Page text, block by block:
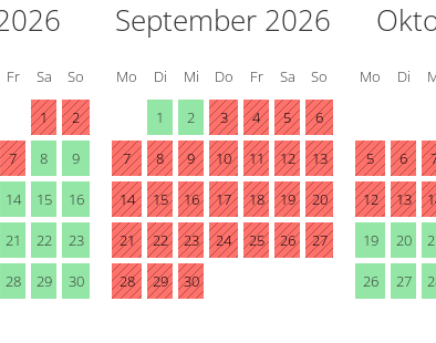
Fr Sa So
1 2
7 8 9
14 15 16
21 22 23
28 29 30
September 2026
Mo Di Mi Do Fr Sa So
1 2 3 4 5 6
7 8 9 10 11 12 13
14 15 16 17 18 19 20
21 22 23 24 25 26 27
28 29 30
Mo Di
5 6
12 13
19 20
26 27